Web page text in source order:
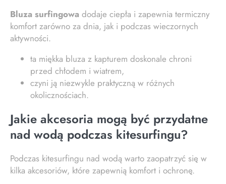
Bluza surfingowa dodaje ciepła i zapewnia termiczny
komfort zarówno za dnia, jak i podczas wieczornych
aktywności.
ta miękka bluza z kapturem doskonale chroni
przed chłodem i wiatrem,
czyni ją niezwykle praktyczną w różnych
okolicznościach.
Jakie akcesoria mogą być przydatne
nad wodą podczas kitesurfingu?
Podczas kitesurfingu nad wodą warto zaopatrzyć się w
kilka akcesoriów, które zapewnią komfort i ochronę.